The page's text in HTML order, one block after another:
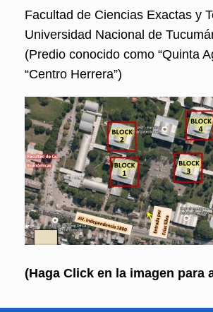
Facultad de Ciencias Exactas y
Universidad Nacional de
(Predio conocido como “Quinta
“Centro Herrera”)
(Haga Click en la imagen para